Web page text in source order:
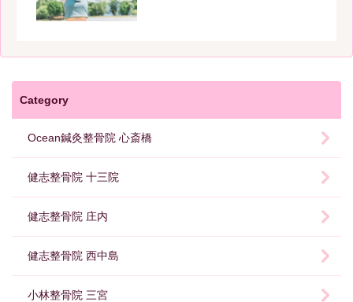
Category
Ocean鍼灸整骨院 心斎橋
健志整骨院 十三院
健志整骨院 庄内
健志整骨院 西中島
小林整骨院 三宮